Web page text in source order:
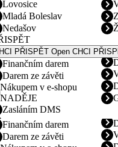
Lovosice
Mladá Boleslav
Nedašov
PŘISPĚT Open CHCI
Finančním darem
Darem ze závěti
Nákupem v e-shopu
NADĚJE
Zasláním DMS
Finančním darem
Darem ze závěti